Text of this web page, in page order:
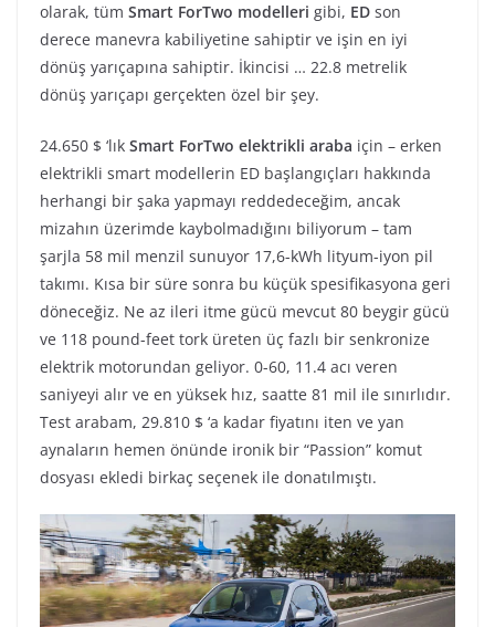
olarak, tüm Smart ForTwo modelleri gibi, ED son
derece manevra kabiliyetine sahiptir ve işin en iyi
dönüş yarıçapına sahiptir. İkincisi … 22.8 metrelik
dönüş yarıçapı gerçekten özel bir şey.
24.650 $ ‘lık Smart ForTwo elektrikli araba için – erken
elektrikli smart modellerin ED başlangıçları hakkında
herhangi bir şaka yapmayı reddedeceğim, ancak
mizahın üzerimde kaybolmadığını biliyorum – tam
şarjla 58 mil menzil sunuyor 17,6-kWh lityum-iyon pil
takımı. Kısa bir süre sonra bu küçük spesifikasyona geri
döneceğiz. Ne az ileri itme gücü mevcut 80 beygir gücü
ve 118 pound-feet tork üreten üç fazlı bir senkronize
elektrik motorundan geliyor. 0-60, 11.4 acı veren
saniyeyi alır ve en yüksek hız, saatte 81 mil ile sınırlıdır.
Test arabam, 29.810 $ ‘a kadar fiyatını iten ve yan
aynaların hemen önünde ironik bir “Passion” komut
dosyası ekledi birkaç seçenek ile donatılmıştı.